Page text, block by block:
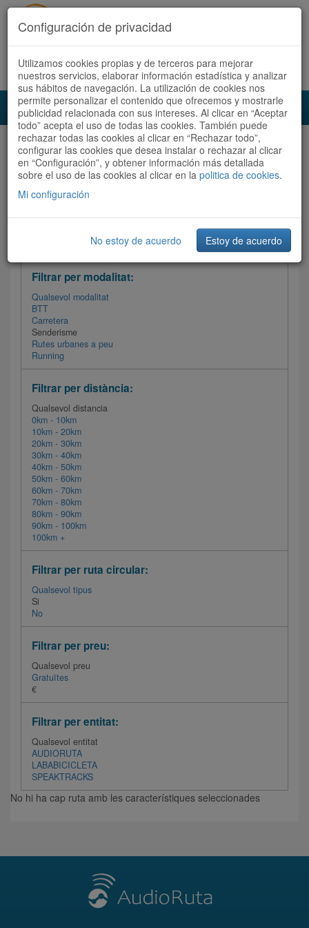
Accedeix Registra't ara Español Català
Audioruta Totes les rutes
Totes les rutes Ordenar per: Més recents / Dificultat
Filtrar les rutes
Filtrar per modalitat:
Qualsevol modalitat
BTT
Carretera
Senderisme
Rutes urbanes a peu
Running
Filtrar per distància:
Qualsevol distancia
0km - 10km
10km - 20km
20km - 30km
30km - 40km
40km - 50km
50km - 60km
60km - 70km
70km - 80km
80km - 90km
90km - 100km
100km +
Filtrar per ruta circular:
Qualsevol tipus
Si
No
Filtrar per preu:
Qualsevol preu
Gratuïtes
€
Filtrar per entitat:
Qualsevol entitat
AUDIORUTA
LABABICICLETA
SPEAKTRACKS
No hi ha cap ruta amb les característiques seleccionades
Configuración de privacidad
Utilizamos cookies propias y de terceros para mejorar
nuestros servicios, elaborar información estadística y analizar
sus hábitos de navegación. La utilización de cookies nos
permite personalizar el contenido que ofrecemos y mostrarle
publicidad relacionada con sus intereses. Al clicar en “Aceptar
todo” acepta el uso de todas las cookies. También puede
rechazar todas las cookies al clicar en “Rechazar todo”,
configurar las cookies que desea instalar o rechazar al clicar
en “Configuración”, y obtener información más detallada
sobre el uso de las cookies al clicar en la politica de cookies.
Mi configuración
No estoy de acuerdo Estoy de acuerdo